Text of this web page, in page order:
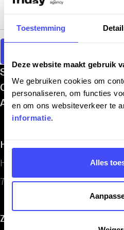
Toestemming
Deze website maakt gebruik
We gebruiken cookies om
personaliseren, om functies
en om ons websiteverkeer te
informatie.
Alles
Services
Cases
About us
Hardenberg
Hof van Otten 1
7771 JA, Hardenberg
Zwolle